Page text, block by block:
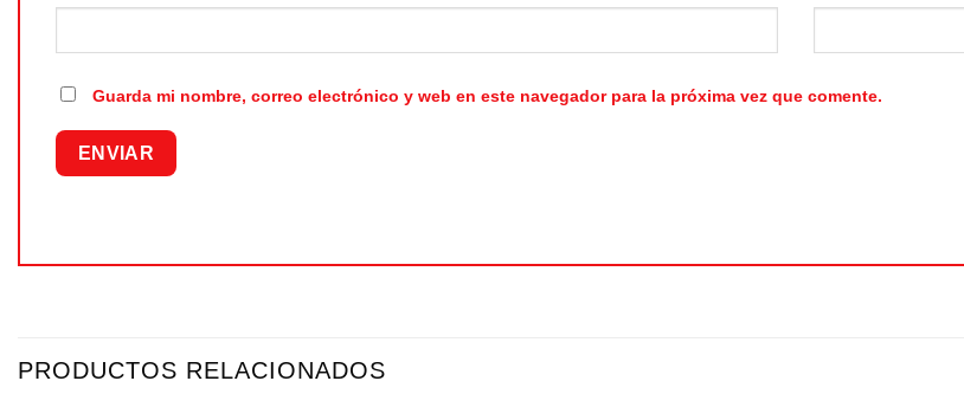
Guarda mi nombre, correo electrónico y web en este navegador para la próxima vez que comente.
PRODUCTOS RELACIONADOS